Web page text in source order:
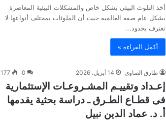
أخذ التلوث البيئى بشكل خاص والمشكلات البيئية المعاصرة
بشكل عام صفة العالمية حيث أن الملوثات بمختلف أنواعها لا
تعترف بحدود…
أكمل القراءة »
طارق الصاوى 14 أبريل، 2026 0
177
إعـداد وتقييـم المشـروعـات الإستثمارية
فى قطـاع الطـرق ـ دراسة بحثية يقدمها
أ. د. عماد الدين نبيل